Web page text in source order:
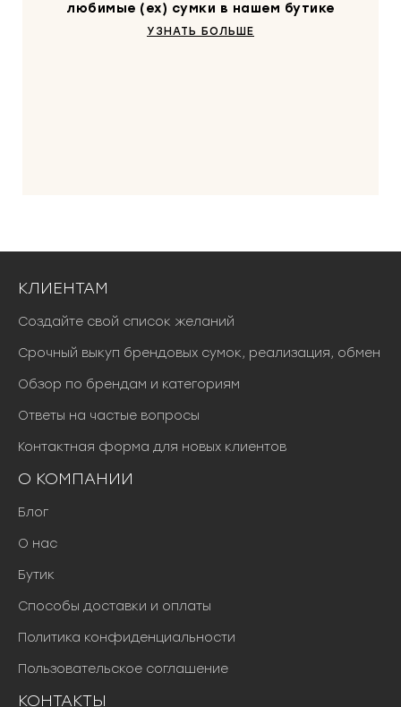
любимые (ex) сумки в нашем бутике
УЗНАТЬ БОЛЬШЕ
КЛИЕНТАМ
Создайте свой список желаний
Срочный выкуп брендовых сумок, реализация, обмен
Обзор по брендам и категориям
Ответы на частые вопросы
Контактная форма для новых клиентов
О КОМПАНИИ
Блог
О нас
Бутик
Способы доставки и оплаты
Политика конфиденциальности
Пользовательское соглашение
КОНТАКТЫ